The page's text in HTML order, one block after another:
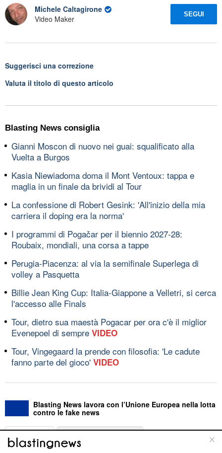
Michele Caltagirone
Video Maker
SEGUI
Suggerisci una correzione
Valuta il titolo di questo articolo
Blasting News consiglia
Gianni Moscon di nuovo nei guai: squalificato alla
Vuelta a Burgos
Kasia Niewiadoma doma il Mont Ventoux: tappa e
maglia in un finale da brividi al Tour
La confessione di Robert Gesink: 'All'inizio della mia
carriera il doping era la norma'
I programmi di Pogačar per il biennio 2027-28:
Roubaix, mondiali, una corsa a tappe
Perugia-Piacenza: al via la semifinale Superlega di
volley a Pasquetta
Billie Jean King Cup: Italia-Giappone a Velletri, si cerca
l'accesso alle Finals
Tour, dietro sua maestà Pogacar per ora c'è il miglior
Evenepoel di sempre VIDEO
Tour, Vingegaard la prende con filosofia: 'Le cadute
fanno parte del gioco' VIDEO
Blasting News lavora con l’Unione Europea nella lotta
contro le fake news
ABOUT